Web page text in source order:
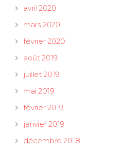
avril 2020
mars 2020
février 2020
août 2019
juillet 2019
mai 2019
février 2019
janvier 2019
décembre 2018